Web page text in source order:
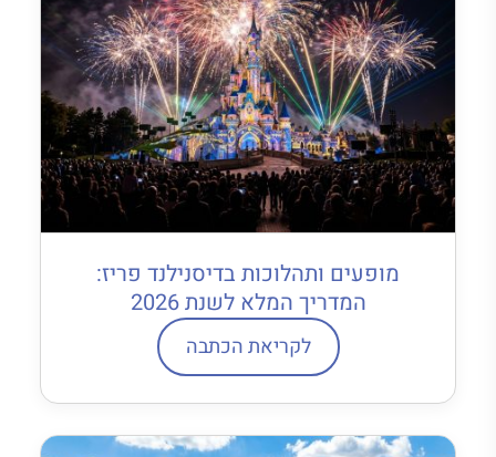
מופעים ותהלוכות בדיסנילנד פריז:
המדריך המלא לשנת 2026
לקריאת הכתבה